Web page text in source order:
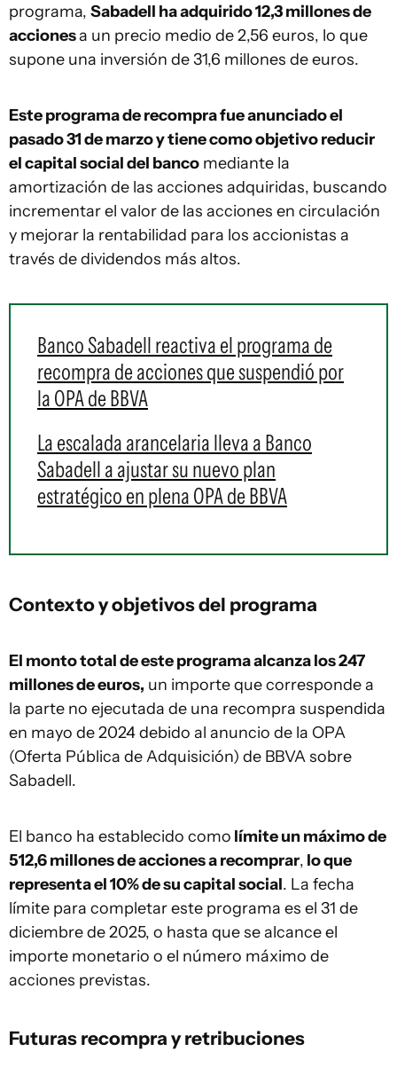
programa, Sabadell ha adquirido 12,3 millones de
accionesa un precio medio de 2,56 euros, lo que
supone una inversión de 31,6 millones de euros.
Este programa de recompra fue anunciado el
pasado 31 de marzo y tiene como objetivo reducir
el capital social del banco mediante la
amortización de las acciones adquiridas, buscando
incrementar el valor de las acciones en circulación
y mejorar la rentabilidad para los accionistas a
través de dividendos más altos.
Banco Sabadell reactiva el programa de
recompra de acciones que suspendió por
la OPA de BBVA
La escalada arancelaria lleva a Banco
Sabadell a ajustar su nuevo plan
estratégico en plena OPA de BBVA
Contexto y objetivos del programa
El monto total de este programa alcanza los 247
millones de euros, un importe que corresponde a
la parte no ejecutada de una recompra suspendida
en mayo de 2024 debido al anuncio de la OPA
(Oferta Pública de Adquisición) de BBVA sobre
Sabadell.
El banco ha establecido como límite un máximo de
512,6 millones de acciones a recomprar, lo que
representa el 10% de su capital social. La fecha
límite para completar este programa es el 31 de
diciembre de 2025, o hasta que se alcance el
importe monetario o el número máximo de
acciones previstas.
Futuras recompra y retribuciones